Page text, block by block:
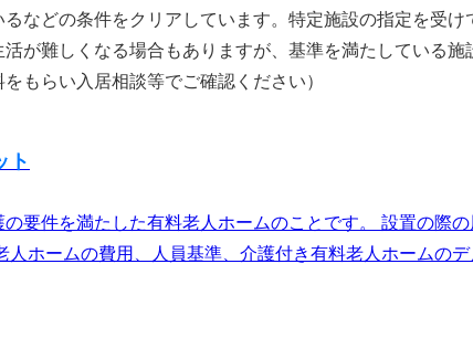
などの条件をクリアしています。特定施設の指定を受
が難しくなる場合もありますが、基準を満たしている
もらい入居相談等でご確認ください）
ト
要件を満たした有料老人ホームのことです。 設置の際
ホームの費用、人員基準、介護付き有料老人ホームの